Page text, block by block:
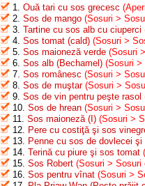
1. Ouă tari cu sos grecesc
2. Sos de mango (Sosuri >
3. Tartine cu sos alb cu ciuperci
4. Sos tomat (cald) (Sosuri >
5. Sos maioneză verde (Sosuri
6. Sos alb (Bechamel) (Sosuri >
7. Sos românesc (Sosuri >
8. Sos de muştar (Sosuri >
9. Sos de vin pentru peşte rasol
10. Sos de hrean (Sosuri >
11. Sos maioneză (I) (Sosuri >
12. Pere cu costiţă şi sos
13. Penne cu sos de dovlecei şi
14. Terină cu piure şi sos tomat
15. Sos Robert (Sosuri > Sosuri
16. Sos pentru vînat (Sosuri >